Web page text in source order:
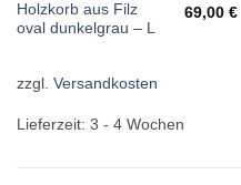
Holzkorb aus Filz
oval dunkelgrau – L
69,00€
zzgl. Versandkosten
Lieferzeit: 3 - 4 Wochen